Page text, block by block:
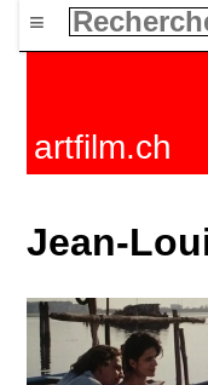
≡
artfilm.ch
Jean-